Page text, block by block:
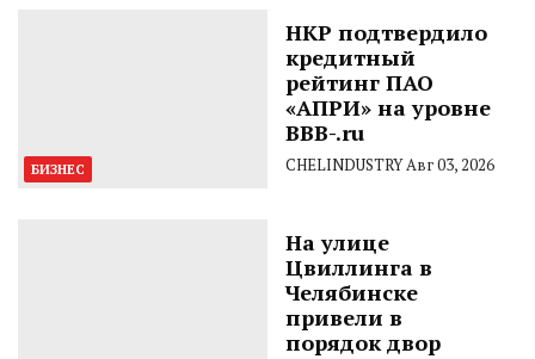
БИЗНЕС
НКР подтвердило
кредитный
рейтинг ПАО
«АПРИ» на уровне
BBB-.ru
CHELINDUSTRYАвг 03, 2026
На улице
Цвиллинга в
Челябинске
привели в
порядок двор